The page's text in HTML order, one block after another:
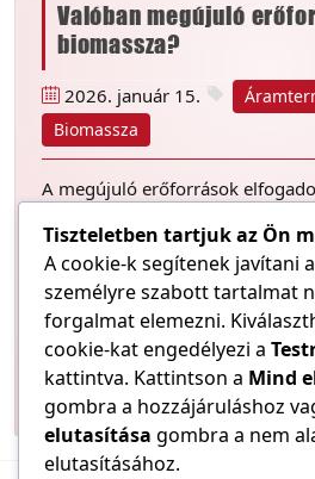
Valóban megújuló
biomassza?
2026. január 15.
Biomassza
A megújuló erőforrások
energiahordozókéhoz képest,
amelynek használata mind
főként faipari melléktermékekből
elégetése ugyanis 2024-ben
villamosenergia-termelésének
károsanyag-kibocsátás
harmadik helyen állt.
Tiszteletben tartjuk az Ön
A cookie-k segítenek javítani
személyre szabott tartalmat
forgalmat elemezni.
cookie-kat engedélyezi a
kattintva. Kattintson a Mind
gombra a hozzájáruláshoz
elutasítása gombra a nem
elutasításához.